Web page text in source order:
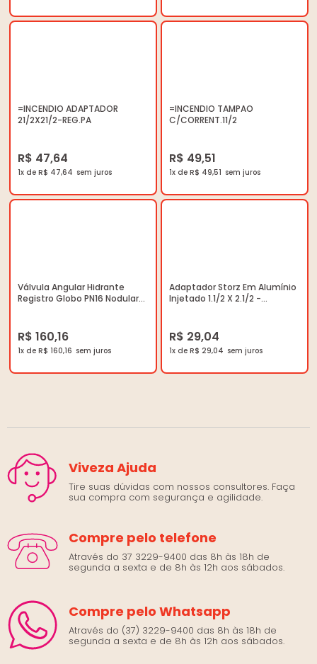
=INCENDIO ADAPTADOR
21/2X21/2-REG.PA
R$ 47,64
1x de R$ 47,64
=INCENDIO TAMPAO
C/CORRENT.11/2
R$ 49,51
1x de R$ 49,51
Válvula Angular Hidrante
Registro Globo PN16 Nodular
R$ 160,16
1x de R$ 160,16
Adaptador Storz Em Alumínio
Injetado 1.1/2 X 2.1/2 -
R$ 29,04
1x de R$ 29,04
Viveza Ajuda
Tire suas dúvidas com nossos consultores. Faça
sua compra com segurança e agilidade.
Compre pelo telefone
Através do 37 3229-9400 das 8h às 18h de
segunda a sexta e de 8h às 12h aos sábados.
Compre pelo Whatsapp
Através do (37) 3229-9400 das 8h às 18h de
segunda a sexta e de 8h às 12h aos sábados.